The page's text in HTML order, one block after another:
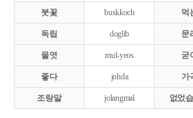
붓꽃 buskkoch 먹
독립 doglib 문
물엿 mul-yeos 굳
좋다 johda 가
조랑말 jolangmal 없었